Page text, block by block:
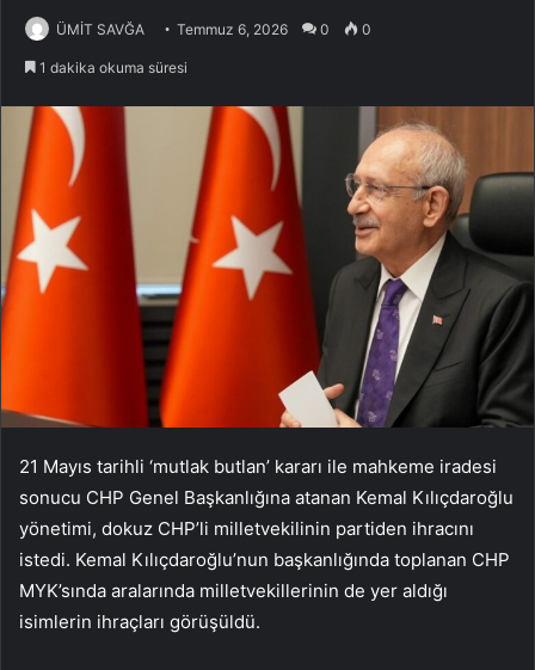
ÜMİT SAVĞA Temmuz 6, 2026 0 0
1 dakika okuma süresi
21 Mayıs tarihli ‘mutlak butlan’ kararı ile mahkeme iradesi
sonucu CHP Genel Başkanlığına atanan Kemal Kılıçdaroğlu
yönetimi, dokuz CHP’li milletvekilinin partiden ihracını
istedi. Kemal Kılıçdaroğlu’nun başkanlığında toplanan CHP
MYK’sında aralarında milletvekillerinin de yer aldığı
isimlerin ihraçları görüşüldü.